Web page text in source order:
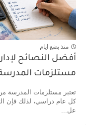
منذ بضع ايام
أفضل النصائح
مستلزمات
تعتبر مستلزمات المدرسة
كل عام دراسي، لذلك فإن
عل...